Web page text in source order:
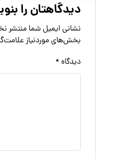
دیدگاهتان را
نشانی ایمیل شما منتشر
بخش‌های موردنیاز
دیدگاه *